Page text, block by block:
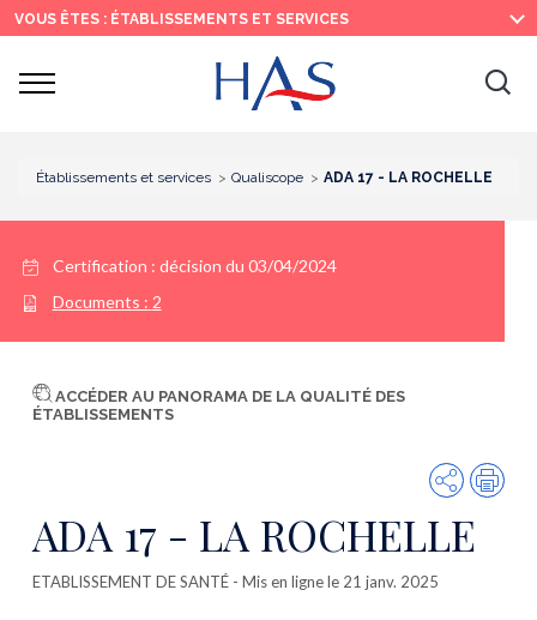
Recherche
Menu
principal
Contenu
principal
VOUS ÊTES : ÉTABLISSEMENTS ET SERVICES
Ouvrir
Établissements et services Qualiscope ADA 17 - LA ROCHELLE
Certification : décision du 03/04/2024
Documents : 2
ACCÉDER AU PANORAMA DE LA QUALITÉ DES
ÉTABLISSEMENTS
Partager
ADA 17 - LA ROCHELLE
ETABLISSEMENT DE SANTÉ - Mis en ligne le 21 janv. 2025